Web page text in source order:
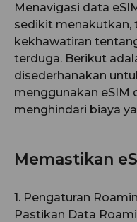
Menavigasi data
sedikit menakutkan,
kekhawatiran
terduga. Berikut
disederhanakan
menggunakan eSIM
menghindari biaya
Memastikan
1. Pengaturan
Pastikan Data